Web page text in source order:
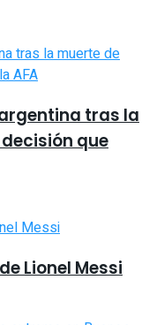
tras la
que
Lionel Messi